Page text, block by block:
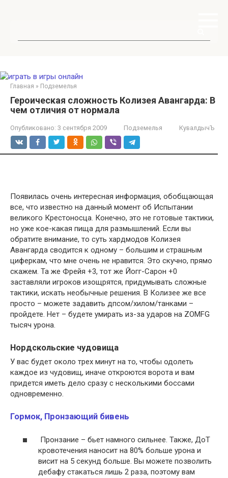
Главная » Подземелья
Героическая сложность Колизея Авангарда: В
чем отличия от нормала
Опубликовано: 3 сентября 2009 Подземелья КувалдычЪ
Появилась очень интересная информация, обобщающая
все, что известно на данный момент об Испытании
великого Крестоносца. Конечно, это не готовые тактики,
но уже кое-какая пища для размышлений. Если вы
обратите внимание, то суть хардмодов Колизея
Авангарда сводится к одному – большим и страшным
циферкам, что мне очень не нравится. Это скучно, прямо
скажем. Та же Фрейя +3, тот же Йогг-Сарон +0
заставляли игроков изощрятся, придумывать сложные
тактики, искать необычные решения. В Колизее же все
просто – можете задавить дпсом/хилом/танками –
пройдете. Нет – будете умирать из-за ударов на ZOMFG
тысяч урона.
Нордскольские чудовища
У вас будет около трех минут на то, чтобы одолеть
каждое из чудовищ, иначе откроются ворота и вам
придется иметь дело сразу с несколькими боссами
одновременно.
Гормок, Пронзающий бивень
Пронзание – бьет намного сильнее. Также, ДоТ
кровотечения наносит на 80% больше урона и
висит на 5 секунд больше. Вы можете позволить
дебафу стакаться лишь 2 раза, поэтому вам